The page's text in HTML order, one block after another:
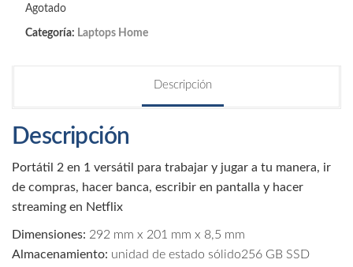
Agotado
Categoría: Laptops Home
Descripción
Descripción
Portátil 2 en 1 versátil para trabajar y jugar a tu manera, ir
de compras, hacer banca, escribir en pantalla y hacer
streaming en Netflix
Dimensiones: 292 mm x 201 mm x 8,5 mm
Almacenamiento: unidad de estado sólido256 GB SSD